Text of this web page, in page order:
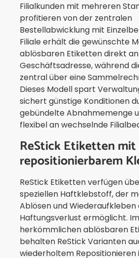
Filialkunden mit mehreren
profitieren von der zentralen
Bestellabwicklung mit
Filiale erhält die gewünschte
ablösbaren Etiketten direkt
Geschäftsadresse, während
zentral über eine
Dieses Modell spart
sichert günstige Konditionen
gebündelte Abnahmemenge
flexibel an wechselnde
ReStick Etiketten mit
repositionierbarem
ReStick Etiketten verfügen
speziellen Haftklebstoff, der
Ablösen und Wiederaufkleben
Haftungsverlust ermöglicht.
herkömmlichen ablösbaren
behalten ReStick Varianten
wiederholtem Repositionieren